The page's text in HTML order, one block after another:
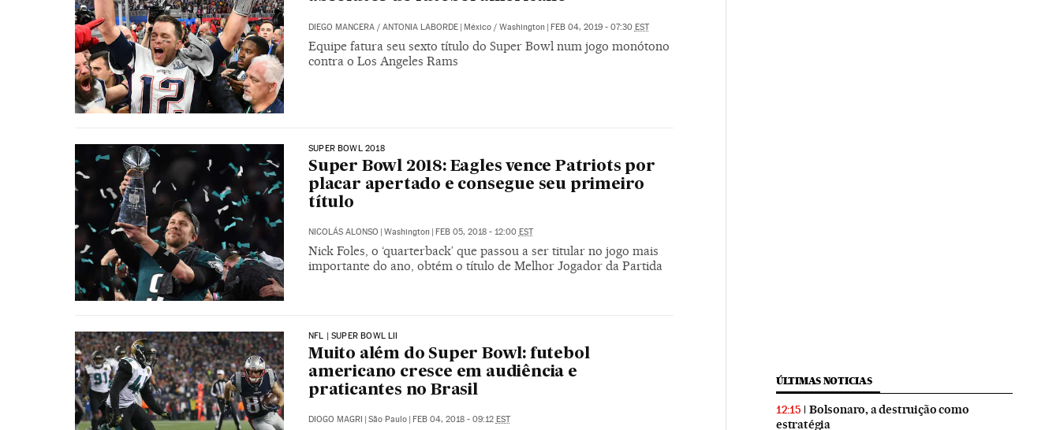
DIEGO MANCERA/ ANTONIA LABORDE México / Washington FEB 04, 2019 - 07:30 EST
Equipe fatura seu sexto título do Super Bowl num jogo monótono
contra o Los Angeles Rams
SUPER BOWL 2018
Super Bowl 2018: Eagles vence Patriots por
placar apertado e consegue seu primeiro
título
NICOLÁS ALONSO Washington FEB 05, 2018 - 12:00 EST
Nick Foles, o ‘quarterback’ que passou a ser titular no jogo mais
importante do ano, obtém o título de Melhor Jogador da Partida
NFL | SUPER BOWL LII
Muito além do Super Bowl: futebol
americano cresce em audiência e
praticantes no Brasil
DIOGO MAGRI | São Paulo | FEB 04, 2018 - 09:12 EST
ÚLTIMAS NOTICIAS
12:15
Bolsonaro, a destruição como
estratégia